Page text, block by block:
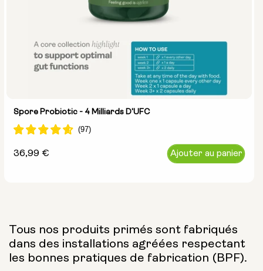
Spore Probiotic - 4 Milliards D'UFC
Prix
36,99 € Ajouter au panier
Tous nos produits primés sont fabriqués
dans des installations agréées respectant
les bonnes pratiques de fabrication (BPF).